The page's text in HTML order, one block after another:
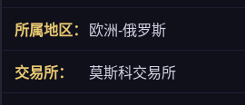
欧洲-俄罗斯
莫斯科交易所